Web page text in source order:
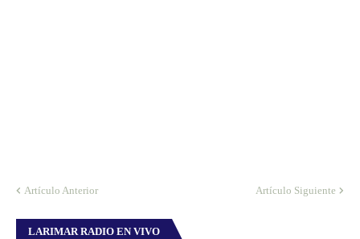
Artículo Anterior Artículo Siguiente
LARIMAR RADIO EN VIVO